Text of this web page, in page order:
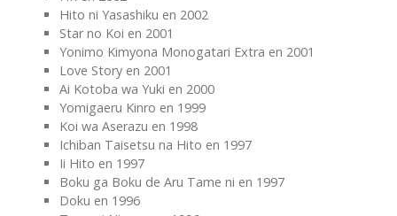
Hito ni Yasashiku en 2002
Star no Koi en 2001
Yonimo Kimyona Monogatari Extra en 2001
Love Story en 2001
Ai Kotoba wa Yuki en 2000
Yomigaeru Kinro en 1999
Koi wa Aserazu en 1998
Ichiban Taisetsu na Hito en 1997
Ii Hito en 1997
Boku ga Boku de Aru Tame ni en 1997
Doku en 1996